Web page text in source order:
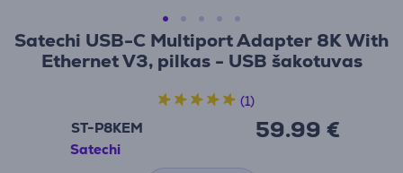
Satechi USB-C Multiport Adapter 8K With
Ethernet V3, pilkas - USB šakotuvas
ST-P8KEM
Satechi
59.99 €
(1)